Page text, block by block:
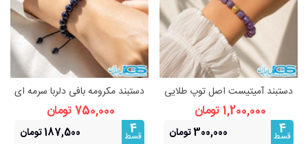
دستبند آمیتیست اصل توپ طلایی
استیل (رنگ ثابت)
1,200,000 تومان
4
قسط 300,000 تومان
دستبند مکرومه بافی دلربا سرمه ای
اصل | درخشش ستارگان و انرژی
750,000 تومان
4
قسط 187,500 تومان